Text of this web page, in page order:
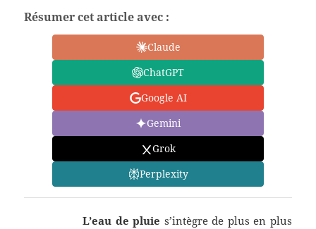
Résumer cet article avec :
Claude
ChatGPT
Google AI
Gemini
Grok
Perplexity
L’eau de pluie s’intègre de plus en plus